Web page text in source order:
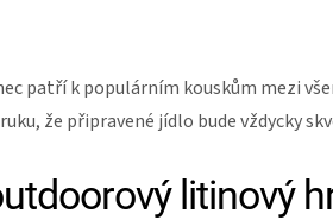
patří k populárním kouskům mezi
že připravené jídlo bude vždycky
litinový